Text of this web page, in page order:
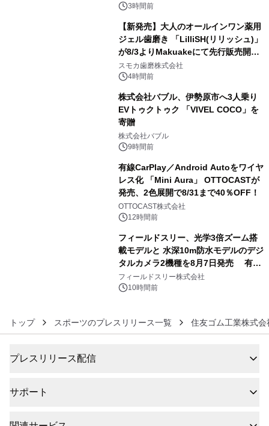
メニューが展開されます
3時間前
【新発売】大人のオールインワン薬用
ジェル歯磨き 「LilliSH(リリッシュ)」
が8/3よりMakuakeにて先行販売開
始！
スモカ歯磨株式会社
4時間前
株式会社バブル、伊勢原市へ3人乗り
EVトゥクトゥク 「VIVEL COCO」を
寄贈
株式会社バブル
9時間前
有線CarPlay／Android Autoをワイヤ
レス化 「Mini Aura」 OTTOCASTが
発売、2色展開で8/31まで40％OFF！
OTTOCAST株式会社
12時間前
フィールドスリー、光学3倍ズーム搭
載モデルと 水深10m防水モデルのデジ
タルカメラ2機種を8月7日発売 有効
約1300万画素、用途別に選べるコンデ
ジ新登場
フィールドスリー株式会社
10時間前
トップ スポーツのプレスリリース一覧 住友ゴム工業株式会
プレスリリース配信
サポート